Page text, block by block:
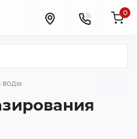
0
воды